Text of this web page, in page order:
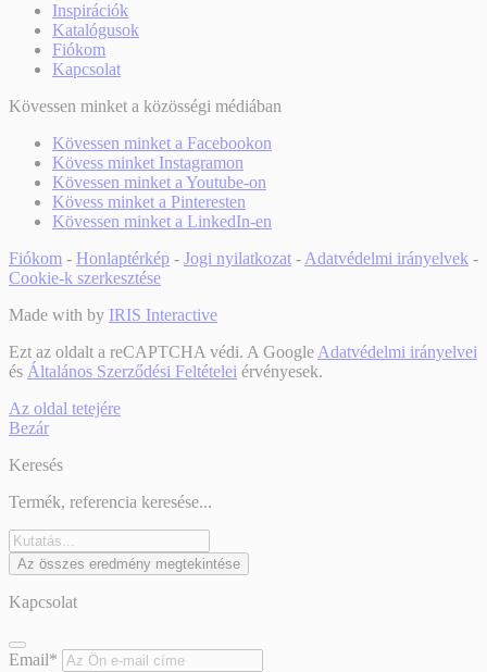
Inspirációk
Katalógusok
Fiókom
Kapcsolat
Kövessen minket a közösségi médiában
Kövessen minket a Facebookon
Kövess minket Instagramon
Kövessen minket a Youtube-on
Kövess minket a Pinteresten
Kövessen minket a LinkedIn-en
Fiókom - Honlaptérkép - Jogi nyilatkozat - Adatvédelmi irányelvek -
Cookie-k szerkesztése
Made with by IRIS Interactive
Ezt az oldalt a reCAPTCHA védi. A Google Adatvédelmi irányelvei
és Általános Szerződési Feltételei érvényesek.
Az oldal tetejére
Bezár
Keresés
Termék, referencia keresése...
Az összes eredmény megtekintése
Kapcsolat
Email*